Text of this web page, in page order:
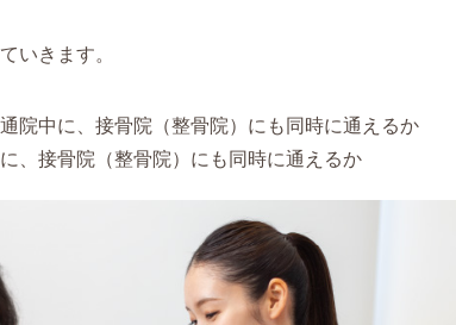
いきます。
院中に、接骨院（整骨院）にも同時に通えるか
、接骨院（整骨院）にも同時に通えるか